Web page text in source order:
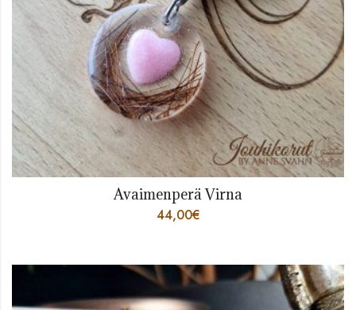
Avaimenperä Virna
44,00€